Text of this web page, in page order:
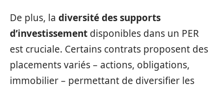
De plus, la diversité des supports
d’investissement disponibles dans un PER
est cruciale. Certains contrats proposent des
placements variés – actions, obligations,
immobilier – permettant de diversifier les